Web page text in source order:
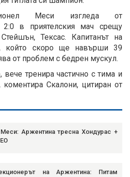
Меси изгледа от
2:0 в приятелския мач срещу
Тексас. Капитанът на
който скоро ще навърши 39
от проблем с бедрен мускул.
тренира частично с тима и
Скалони, цитиран от
Аржентина тресна Хондурас +
на Аржентина: Питам